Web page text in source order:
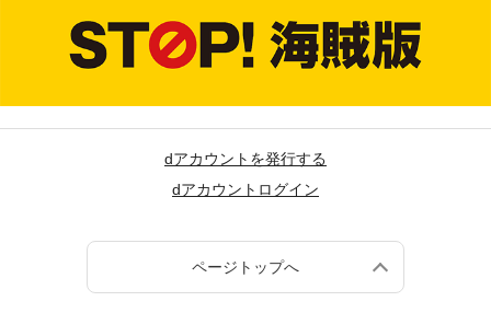
dアカウントを発行する
dアカウントログイン
ページトップへ